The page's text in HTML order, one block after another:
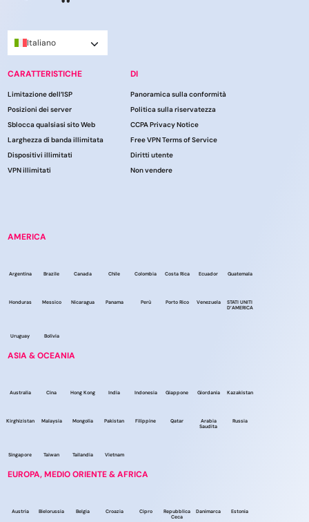
Italiano
CARATTERISTICHE
Limitazione dell’ISP
Posizioni dei server
Sblocca qualsiasi sito Web
Larghezza di banda illimitata
Dispositivi illimitati
VPN illimitati
DI
Panoramica sulla conformità
Politica sulla riservatezza
CCPA Privacy Notice
Free VPN Terms of Service
Diritti utente
Non vendere
AMERICA
Argentina Brazile Canada Chile Colombia Costa Rica Ecuador Guatemala
Honduras Messico Nicaragua Panama Perù Porto Rico Venezuela
STATI UNITI
D’AMERICA
Uruguay Bolivia
ASIA & OCEANIA
Australia Cina Hong Kong India Indonesia Giappone Giordania Kazakistan
Kirghizistan Malaysia Mongolia Pakistan Filippine Qatar
Arabia
Saudita
Russia
Singapore Taiwan Tailandia Vietnam
EUROPA, MEDIO ORIENTE & AFRICA
Austria Bielorussia Belgia Croazia Cipro
Repubblica
Ceca
Danimarca Estonia